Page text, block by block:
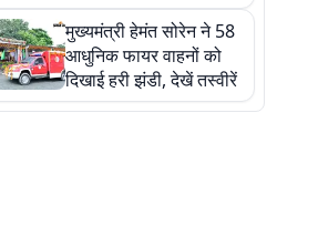
मुख्यमंत्री हेमंत सोरेन ने 58
आधुनिक फायर वाहनों को
दिखाई हरी झंडी, देखें तस्वीरें